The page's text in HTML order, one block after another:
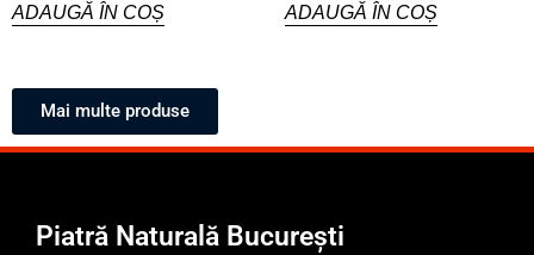
ADAUGĂ ÎN COȘ ADAUGĂ ÎN COȘ
Mai multe produse
Piatră Naturală București